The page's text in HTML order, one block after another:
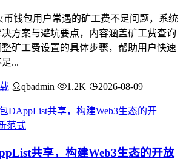
币钱包用户常遇的矿工费不足问题，系统
方案与避坑要点，内容涵盖矿工费查询
矿工费设置的具体步骤，帮助用户快速
...
qbadmin 1.2K 2026-08-09
共享，构建Web3生态的开放